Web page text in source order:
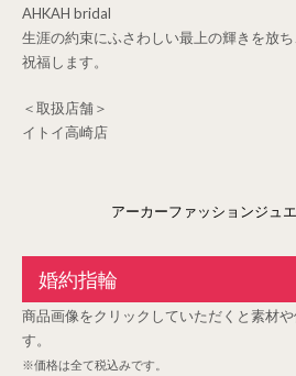
AHKAH bridal
生涯の約束にふさわしい最上の輝きを放
祝福します。
＜取扱店舗＞
イトイ高崎店
アーカーファッションジュ
婚約指輪
商品画像をクリックしていただくと素材
す。
※価格は全て税込みです。